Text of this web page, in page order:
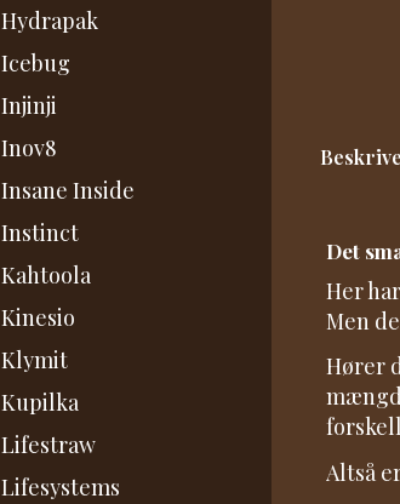
Hydrapak
Icebug
Injinji
Inov8
Insane Inside
Instinct
Kahtoola
Kinesio
Klymit
Kupilka
Lifestraw
Lifesystems
Det
Her
Men
Hører
Altså